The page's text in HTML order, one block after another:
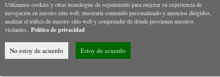
Utilizamos cookies y otras tecnologías de seguimiento para mejorar su experiencia de
navegación en nuestro sitio web, mostrarle contenido personalizado y anuncios dirigidos,
analizar el tráfico de nuestro sitio web y comprender de dónde provienen nuestros
visitantes.. Política de privacidad
No estoy de acuerdo Estoy de acuerdo